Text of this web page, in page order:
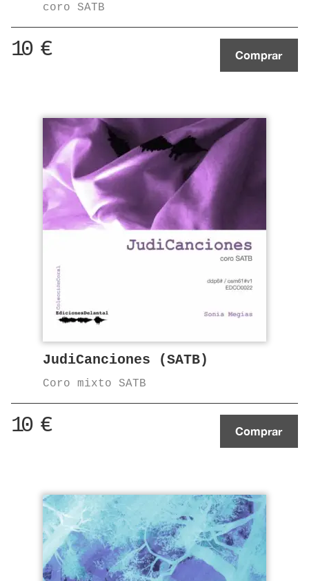
coro SATB
10 € Comprar
JudiCanciones (SATB)
Coro mixto SATB
10 € Comprar